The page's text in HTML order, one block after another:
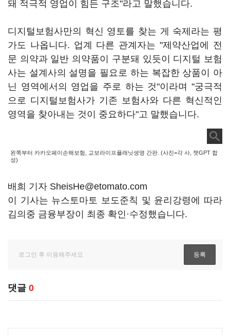
돼 적극적 영업이 힘든 구조"라고 말했습니다.
디지털보험사만의 혁신 영토를 찾는 게 숙제라는 평
가도 나옵니다. 업계 다른 관계자는 "제약산업에 전
문 의약과 일반 의약품이 구분돼 있듯이 디지털 보험
사는 설계사의 설명을 필요로 하는 복잡한 상품이 아
닌 영역에서의 영업을 주로 하는 것"이라며 "궁극적
으로 디지털보험사가 기존 보험사와 다른 혁신적인
영역을 찾아내는 것이 중요하다"고 말했습니다.
왼쪽부터 카카오페이손해보험, 교보라이프플래닛생명 간판. (사진=각 사, 챗GPT 합
성)
배희 기자 SheisHe@etomato.com
이 기사는 뉴스토마토 보도준칙 및 윤리강령에 따라
김의중 금융부장이 최종 확인·수정했습니다.
댓글 0